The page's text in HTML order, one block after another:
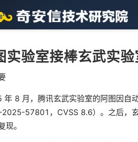
实验室接棒玄武实
年 8 月，腾讯玄武实验室的阿图因自
2025-57801，CVSS 8.6）。之后，
现。